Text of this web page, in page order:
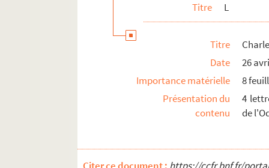
4-MS-4114. Lettres de tiers acquises dans
Titre
L
Titre
Date
26
Importance matérielle
8
Présentation du
contenu
4
de